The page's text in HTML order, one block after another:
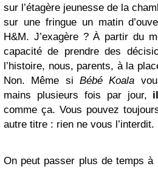
sur l’étagère jeunesse de la
sur une fringue un matin
H&M. J’exagère ? À partir du
capacité de prendre des
l’histoire, nous, parents, à la
Non. Même si Bébé Koala
mains plusieurs fois par jour,
comme ça. Vous pouvez
autre titre : rien ne vous l’interdit.
On peut passer plus de temps à